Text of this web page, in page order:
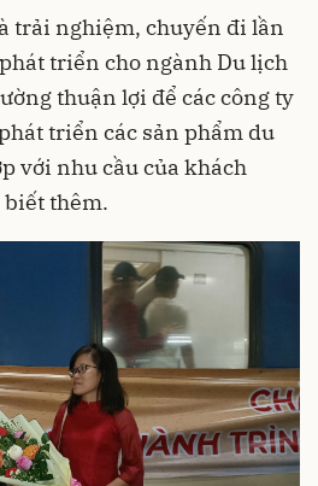
trải nghiệm, chuyến đi lần
triển cho ngành Du lịch
thuận lợi để các công ty
triển các sản phẩm du
với nhu cầu của khách
biết thêm.